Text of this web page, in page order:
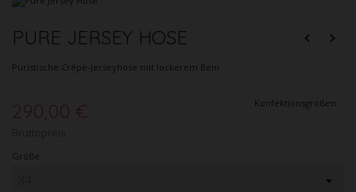
PURE JERSEY HOSE
Puristische Crêpe-Jerseyhose mit lockerem Bein
290,00 € Konfektionsgrößen
Größe